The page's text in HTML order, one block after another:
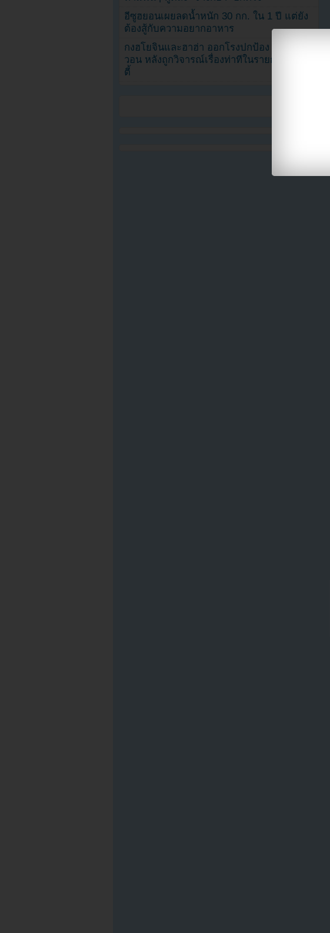
อีซูฮยอนเผยลดน้ำหนัก 30 กก. ใน 1 ปี แต่ยัง
ต้องสู้กับความอยากอาหาร
กงฮโยจินและฮาฮ่า ออกโรงปกป้อง จองจุน
วอน หลังถูกวิจารณ์เรื่องท่าทีในรายการวาไร
ตี้